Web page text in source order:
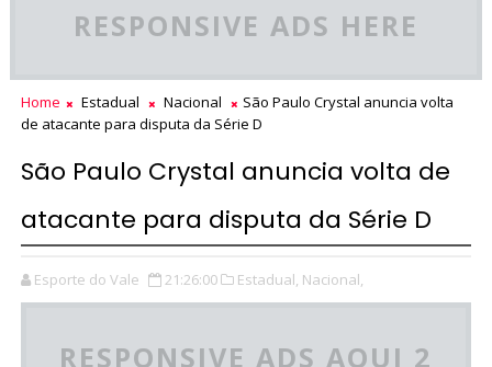
RESPONSIVE ADS HERE
Home Estadual Nacional
São Paulo Crystal anuncia volta
de atacante para disputa da Série D
São Paulo Crystal anuncia volta de
atacante para disputa da Série D
Esporte do Vale 21:26:00 Estadual, Nacional,
RESPONSIVE ADS AQUI 2